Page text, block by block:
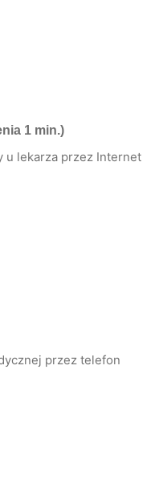
1 min.)
u lekarza przez Internet
przez telefon